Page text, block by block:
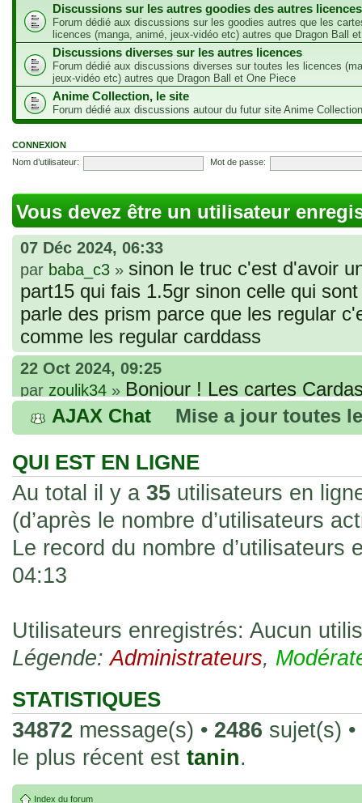
Discussions sur les autres goodies des autres licences
Forum dédié aux discussions sur les goodies autres que les
licences (manga, animé, jeux-vidéo etc) autres que Dragon Ball
Discussions diverses sur les autres licences
Forum dédié aux discussions diverses sur toutes les licences
jeux-vidéo etc) autres que Dragon Ball et One Piece
Anime Collection, le site
Forum dédié aux discussions autour du futur site Anime Collection
CONNEXION
Nom d’utilisateur:
Mot de passe:
Vous devez être un utilisateur
07 Déc 2024, 06:33
par baba_c3 » sinon le truc c'est d'avoir
part15 qui fais 1.5gr sinon celle qui
parle des prism parce que les regular
comme les regular carddass
22 Oct 2024, 09:25
par zoulik34 » Bonjour ! Les cartes
que vous avez commandées, sont
fines et souples. Cela fait partie de
les rend faciles à manipuler et à
sur l'authenticité ou la qualité de votre
avec d'autres cartes de la même série
collectionneurs. Mais en règle
fait normal pour ce type de carte.
26 Déc 2023, 13:46
acheter une réédition de cette Hondan ?
02 Juin 2023, 14:17
par
Bonjour j'ai commandé
20 , je trouve la carte vraiment très
collection les carte sont censées être
24 Oct 2022, 13:37
par
de Lucy de Cyberpunk : Edgerunners.
AJAX Chat Mise a jour toutes
QUI EST EN LIGNE
Au total il y a 35 utilisateurs en
(d’après le nombre d’utilisateurs
Le record du nombre d’utilisateurs
04:13
Utilisateurs enregistrés: Aucun
Légende:Administrateurs,
STATISTIQUES
34872 message(s) • 2486 sujet(s) •
le plus récent est tanin.
Index du forum